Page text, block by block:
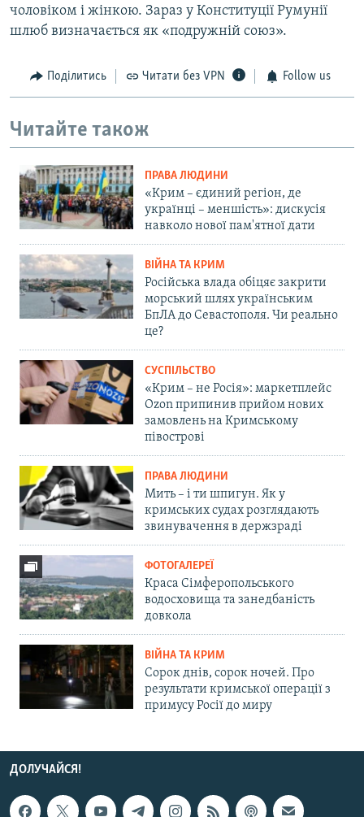
чоловіком і жінкою. Зараз у Конституції Румунії
шлюб визначається як «подружній союз».
Поділитись Читати без VPN Follow us
Читайте також
ПРАВА ЛЮДИНИ
«Крим – єдиний регіон, де
українці – меншість»: дискусія
навколо нової пам'ятної дати
ВІЙНА ТА КРИМ
Російська влада обіцяє закрити
морський шлях українським
БпЛА до Севастополя. Чи реально
це?
СУСПІЛЬСТВО
«Крим – не Росія»: маркетплейс
Ozon припинив прийом нових
замовлень на Кримському
півострові
ПРАВА ЛЮДИНИ
Мить – і ти шпигун. Як у
кримських судах розглядають
звинувачення в держзраді
ФОТОГАЛЕРЕЇ
Краса Сімферопольського
водосховища та занедбаність
довкола
ВІЙНА ТА КРИМ
Сорок днів, сорок ночей. Про
результати кримської операції з
примусу Росії до миру
ДОЛУЧАЙСЯ!